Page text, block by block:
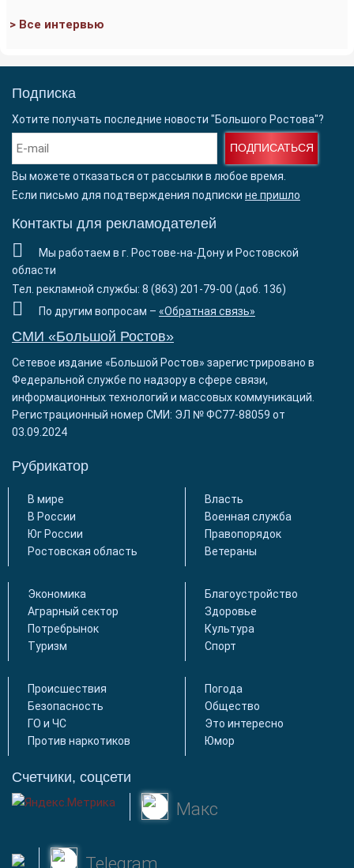
> Все интервью
Подписка
Хотите получать последние новости "Большого Ростова"?
ПОДПИСАТЬСЯ
Вы можете отказаться от рассылки в любое время.
Если письмо для подтверждения подписки не пришло
Контакты для рекламодателей
Мы работаем в г. Ростове-на-Дону и Ростовской
области
Тел. рекламной службы: 8 (863) 201-79-00 (доб. 136)
По другим вопросам – «Обратная связь»
СМИ «Большой Ростов»
Сетевое издание «Большой Ростов» зарегистрировано в
Федеральной службе по надзору в сфере связи,
информационных технологий и массовых коммуникаций.
Регистрационный номер СМИ: ЭЛ № ФС77-88059 от
03.09.2024
Рубрикатор
В мире
В России
Юг России
Ростовская область
Власть
Военная служба
Правопорядок
Ветераны
Экономика
Аграрный сектор
Потребрынок
Туризм
Благоустройство
Здоровье
Культура
Спорт
Происшествия
Безопасность
ГО и ЧС
Против наркотиков
Погода
Общество
Это интересно
Юмор
Счетчики, соцсети
Макс
Telegram